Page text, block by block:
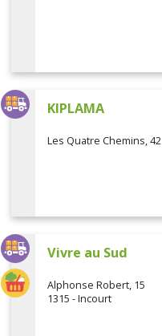
KIPLAMA
Les Quatre Chemins, 42
Vivre au Sud
Alphonse Robert, 15
1315 - Incourt